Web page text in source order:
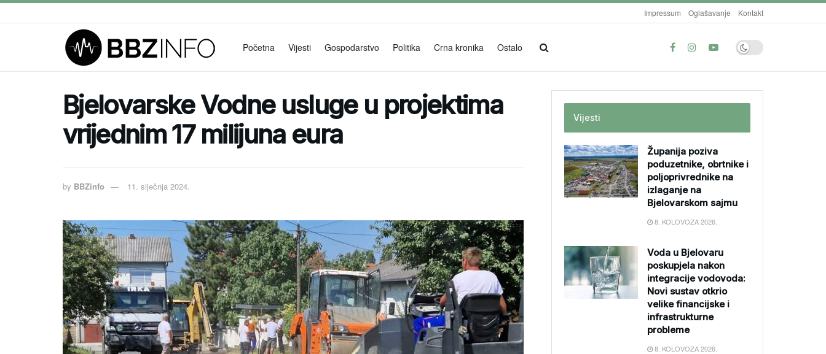
Impressum Oglašavanje Kontakt
Početna Vijesti Gospodarstvo Politika Crna kronika Ostalo
Bjelovarske Vodne usluge u projektima
vrijednim 17 milijuna eura
by BBZinfo 11. siječnja 2024.
Vijesti
Županija poziva
poduzetnike, obrtnike i
poljoprivrednike na
izlaganje na
Bjelovarskom sajmu
8. KOLOVOZA 2026.
Voda u Bjelovaru
poskupjela nakon
integracije vodovoda:
Novi sustav otkrio
velike financijske i
infrastrukturne
probleme
8. KOLOVOZA 2026.